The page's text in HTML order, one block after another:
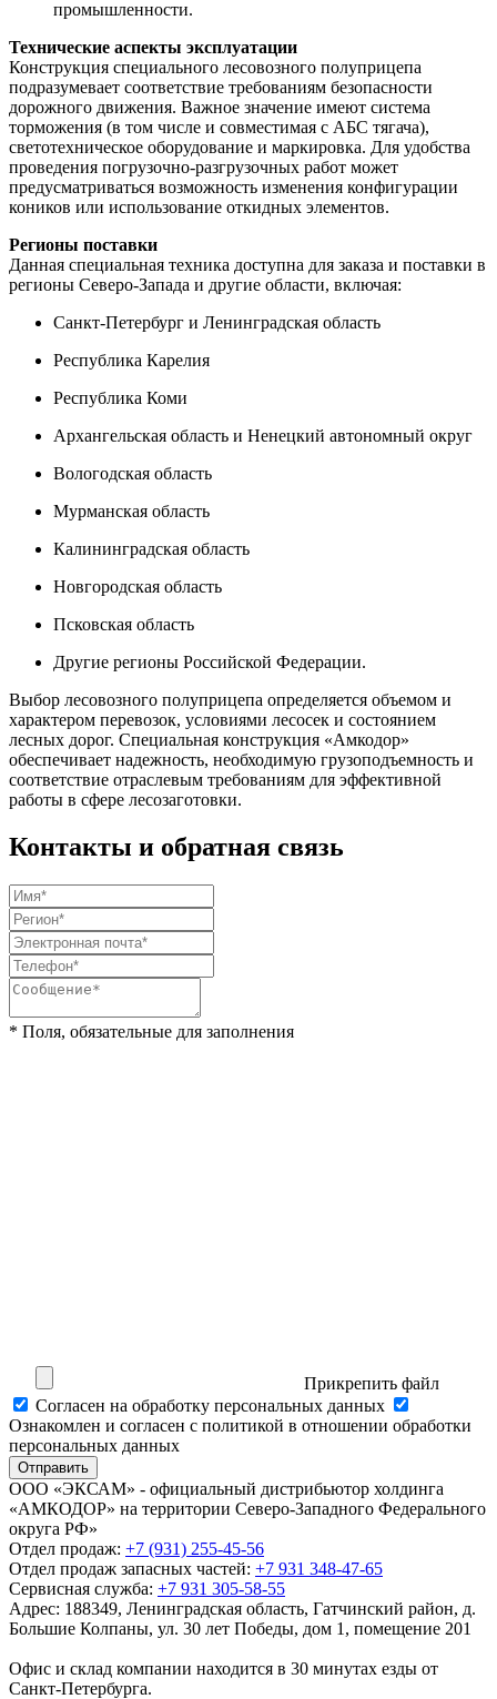
промышленности.
Технические аспекты эксплуатации
Конструкция специального лесовозного полуприцепа
подразумевает соответствие требованиям безопасности
дорожного движения. Важное значение имеют система
торможения (в том числе и совместимая с АБС тягача),
светотехническое оборудование и маркировка. Для удобства
проведения погрузочно-разгрузочных работ может
предусматриваться возможность изменения конфигурации
коников или использование откидных элементов.
Регионы поставки
Данная специальная техника доступна для заказа и поставки в
регионы Северо-Запада и другие области, включая:
Санкт-Петербург и Ленинградская область
Республика Карелия
Республика Коми
Архангельская область и Ненецкий автономный округ
Вологодская область
Мурманская область
Калининградская область
Новгородская область
Псковская область
Другие регионы Российской Федерации.
Выбор лесовозного полуприцепа определяется объемом и
характером перевозок, условиями лесосек и состоянием
лесных дорог. Специальная конструкция «Амкодор»
обеспечивает надежность, необходимую грузоподъемность и
соответствие отраслевым требованиям для эффективной
работы в сфере лесозаготовки.
Контакты и обратная связь
* Поля, обязательные для заполнения
Прикрепить файл
Cогласен на обработку персональных данных
Ознакомлен и согласен с политикой в отношении обработки
персональных данных
Отправить
ООО «ЭКСАМ» - официальный дистрибьютор холдинга
«АМКОДОР» на территории Северо-Западного Федерального
округа РФ»
Отдел продаж: +7 (931) 255-45-56
Отдел продаж запасных частей: +7 931 348-47-65
Сервисная служба: +7 931 305-58-55
Адрес: 188349, Ленинградская область, Гатчинский район, д.
Большие Колпаны, ул. 30 лет Победы, дом 1, помещение 201
Офис и склад компании находится в 30 минутах езды от
Санкт-Петербурга.